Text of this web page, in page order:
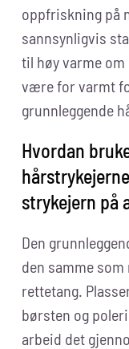
oppfriskning på
sannsynligvis
til høy varme
være for varmt
grunnleggende
Hvordan
strykejern på
Den
den samme
rettetang.
børsten og
arbeid det